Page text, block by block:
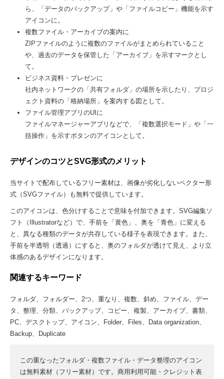
ら、「データのバックアップ」や「ファイルコピー」機能を示す
アイコンに。
複数ファイル・アーカイブの案内に
ZIPファイルのように複数のファイルがまとめられていること
や、過去のデータを保管した「アーカイブ」を示すマークとし
て。
ビジネス資料・プレゼンに
社内ネットワークの「共有フォルダ」の場所を示したり、プロジ
ェクト資料の「格納場所」を案内する図として。
ファイル管理アプリのUIに
ファイルマネージャーアプリなどで、「複数選択モード」や「一
括操作」を示すボタンのアイコンとして。
デザインのコツとSVG形式のメリット
当サイトで配布しているフリー素材は、画像が劣化しないベクター形
式（SVGファイル）も無料で提供しています。
このアイコンは、色分けすることで意味を付加できます。SVG編集ソ
フト（Illustratorなど）で、手前を「黄色」、奥を「青色」に変える
と、異なる種類のデータが共存している様子を表現できます。また、
手前を半透明（透過）にすると、奥のフォルダが透けて見え、より立
体感のあるデザインになります。
関連するキーワード
フォルダ、フォルダー、2つ、重なり、複数、斜め、ファイル、デー
タ、整理、分類、バックアップ、コピー、複製、アーカイブ、書類、
PC、デスクトップ、アイコン、Folder、Files、Data organization、
Backup、Duplicate
この重なったフォルダ・複数ファイル・データ整理のアイコン
は無料素材（フリー素材）です。商用利用可能・クレジット表